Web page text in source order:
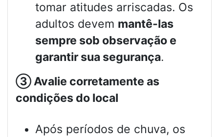
tomar atitudes arriscadas. Os
adultos devem mantê-las
sempre sob observação e
garantir sua segurança.
③Avalie corretamente as
condições do local
Após períodos de chuva, os